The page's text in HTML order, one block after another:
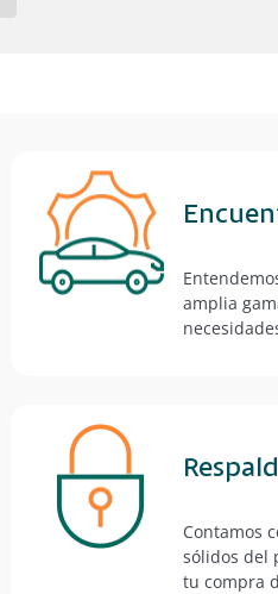
amplia
Contamos
sólidos del
tu compra